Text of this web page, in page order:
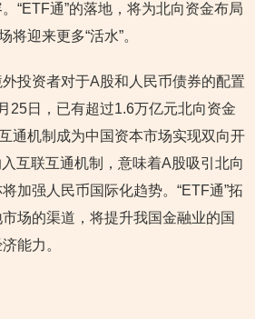
“ETF通”的落地，将为北向资金布局
迎来更多“活水”。
投资者对于A股和人民币债券的配置
25日，已有超过1.6万亿元北向资金
通机制成为中国资本市场实现双向开
互联互通机制，意味着A股吸引北向
加强人民币国际化趋势。“ETF通”拓
场的渠道，将提升我国金融业的国
能力。